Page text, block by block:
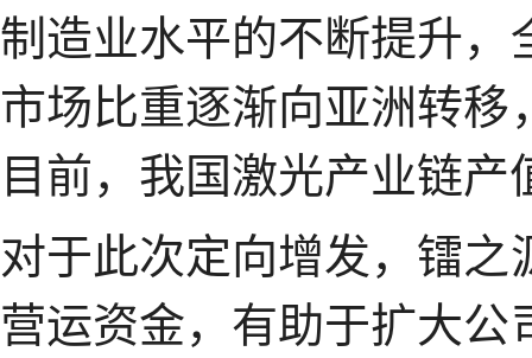
制造业水平的不断提升
市场比重逐渐向亚洲转
目前，我国激光产业链
对于此次定向增发，镭
营运资金，有助于扩大